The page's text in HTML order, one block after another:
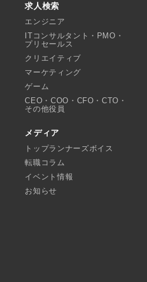
求人検索
エンジニア
ITコンサルタント・PMO・
プリセールス
クリエイティブ
マーケティング
ゲーム
CEO・COO・CFO・CTO・
その他役員
メディア
トップランナーズボイス
転職コラム
イベント情報
お知らせ